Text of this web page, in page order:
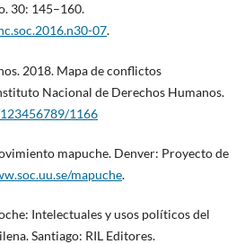
30: 145–160.
07.
2018. Mapa de conflictos
Nacional de Derechos Humanos.
1166
mapuche. Denver: Proyecto de
mapuche.
Intelectuales y usos políticos del
Santiago: RIL Editores.